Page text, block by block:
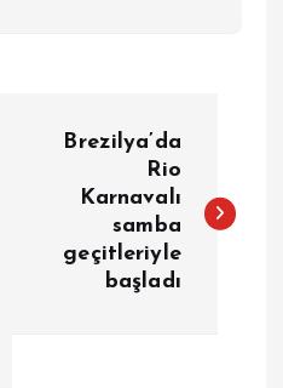
Brezilya’da
Rio
Karnavalı
samba
geçitleriyle
başladı